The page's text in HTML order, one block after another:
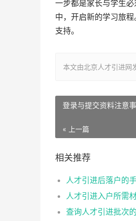
一步都是家长与学生
中，开启新的学习旅
支持。
本文由北京人才引进网
登录与提交资料注意
« 上一篇
相关推荐
人才引进后落户的
人才引进入户所需
查询人才引进批次